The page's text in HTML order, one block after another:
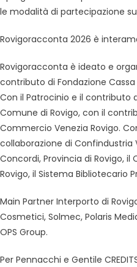
le modalità di partecipazione su
Rovigoracconta 2026 è
Rovigoracconta è ideato e
contributo di Fondazione Cassa
Con il Patrocinio e il contributo
Comune di Rovigo, con il
Commercio Venezia Rovigo.
collaborazione di Confindustria
Concordi, Provincia di Rovigo, il
Rovigo, il Sistema Bibliotecario
Main Partner Interporto di
Cosmetici, Solmec, Polaris
OPS Group.
Per Pennacchi e Gentile